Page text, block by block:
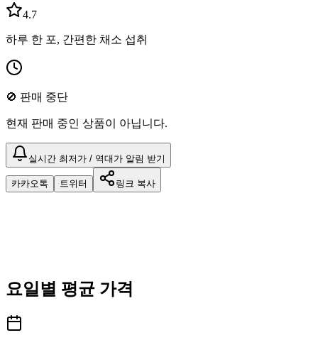
4.7
하루 한 포, 간편한 채소 섭취
🚫 판매 중단
현재 판매 중인 상품이 아닙니다.
실시간 최저가 / 역대가 알림 받기
카카오톡 트위터 링크 복사
요일별 평균 가격